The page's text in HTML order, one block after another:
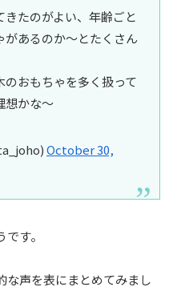
たのがよい、年齢ごと
があるのか〜とたくさん
おもちゃを多く扱って
想かな〜
October 30,
す。
な声を表にまとめてみまし